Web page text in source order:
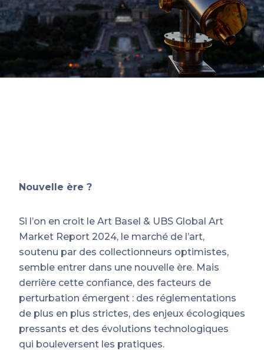
Nouvelle ère ?
Si l’on en croit le Art Basel & UBS Global Art
Market Report 2024, le marché de l’art,
soutenu par des collectionneurs optimistes,
semble entrer dans une nouvelle ère. Mais
derrière cette confiance, des facteurs de
perturbation émergent : des réglementations
de plus en plus strictes, des enjeux écologiques
pressants et des évolutions technologiques
qui bouleversent les pratiques.